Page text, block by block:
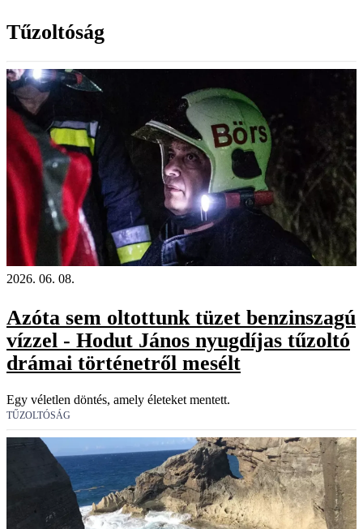
Tűzoltóság
2026. 06. 08.
Azóta sem oltottunk tüzet benzinszagú
vízzel - Hodut János nyugdíjas tűzoltó
drámai történetről mesélt
Egy véletlen döntés, amely életeket mentett.
TŰZOLTÓSÁG